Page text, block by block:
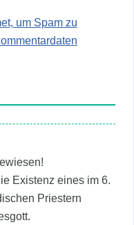
um Spam zu
Existenz eines im 6.
Priestern